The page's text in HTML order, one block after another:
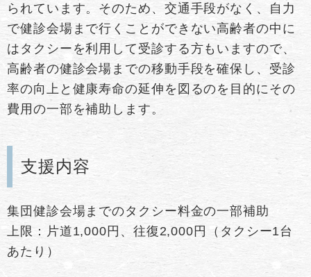
られています。そのため、交通手段がなく、自力
で健診会場まで行くことができない高齢者の中に
はタクシーを利用して受診する方もいますので、
高齢者の健診会場までの移動手段を確保し、受診
率の向上と健康寿命の延伸を図るのを目的にその
費用の一部を補助します。
支援内容
集団健診会場までのタクシー料金の一部補助
上限：片道1,000円、往復2,000円（タクシー1台
あたり）